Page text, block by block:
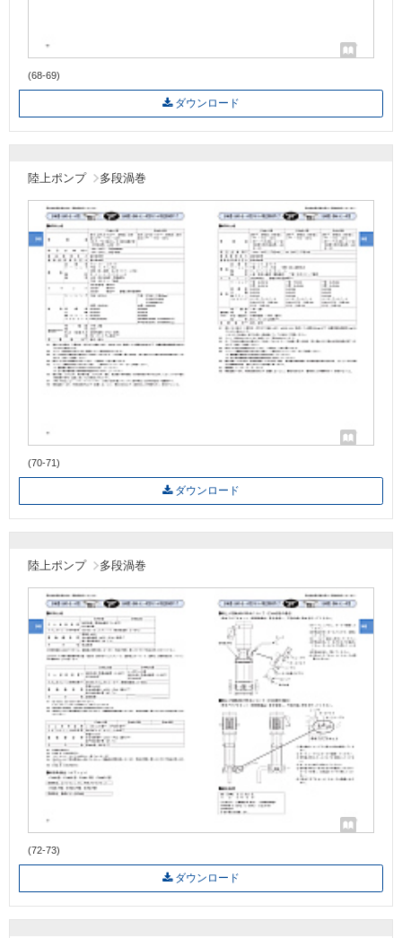
(68-69)
ダウンロード
陸上ポンプ 多段渦巻
(70-71)
ダウンロード
陸上ポンプ 多段渦巻
(72-73)
ダウンロード